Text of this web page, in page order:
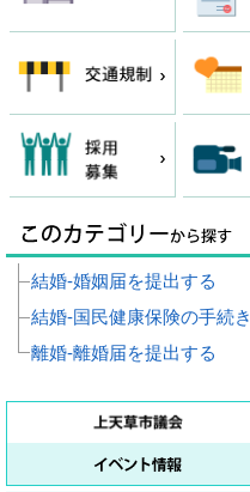
結婚‐婚姻届を提出する
結婚‐国民健康保険の手続き
離婚‐離婚届を提出する